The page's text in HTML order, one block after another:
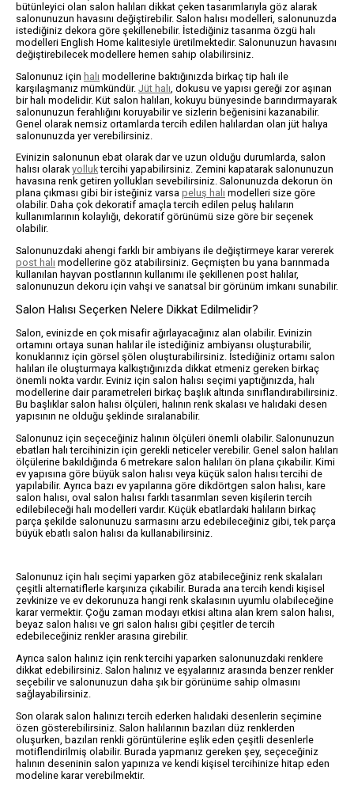
bütünleyici olan salon halıları dikkat çeken tasarımlarıyla göz alarak
salonunuzun havasını değiştirebilir. Salon halısı modelleri, salonunuzda
istediğiniz dekora göre şekillenebilir. İstediğiniz tasarıma özgü halı
modelleri English Home kalitesiyle üretilmektedir. Salonunuzun havasını
değiştirebilecek modellere hemen sahip olabilirsiniz.
Salonunuz için halı modellerine baktığınızda birkaç tip halı ile
karşılaşmanız mümkündür. Jüt halı , dokusu ve yapısı gereği zor aşınan
bir halı modelidir. Küt salon halıları, kokuyu bünyesinde barındırmayarak
salonunuzun ferahlığını koruyabilir ve sizlerin beğenisini kazanabilir.
Genel olarak nemsiz ortamlarda tercih edilen halılardan olan jüt halıya
salonunuzda yer verebilirsiniz.
Evinizin salonunun ebat olarak dar ve uzun olduğu durumlarda, salon
halısı olarak yolluktercihi yapabilirsiniz. Zemini kapatarak salonunuzun
havasına renk getiren yollukları sevebilirsiniz. Salonunuzda dekorun ön
plana çıkması gibi bir isteğiniz varsa peluş halı modelleri size göre
olabilir. Daha çok dekoratif amaçla tercih edilen peluş halıların
kullanımlarının kolaylığı, dekoratif görünümü size göre bir seçenek
olabilir.
Salonunuzdaki ahengi farklı bir ambiyans ile değiştirmeye karar vererek
post halı modellerine göz atabilirsiniz. Geçmişten bu yana barınmada
kullanılan hayvan postlarının kullanımı ile şekillenen post halılar,
salonunuzun dekoru için vahşi ve sanatsal bir görünüm imkanı sunabilir.
Salon Halısı Seçerken Nelere Dikkat Edilmelidir?
Salon, evinizde en çok misafir ağırlayacağınız alan olabilir. Evinizin
ortamını ortaya sunan halılar ile istediğiniz ambiyansı oluşturabilir,
konuklarınız için görsel şölen oluşturabilirsiniz. İstediğiniz ortamı salon
halıları ile oluşturmaya kalkıştığınızda dikkat etmeniz gereken birkaç
önemli nokta vardır. Eviniz için salon halısı seçimi yaptığınızda, halı
modellerine dair parametreleri birkaç başlık altında sınıflandırabilirsiniz.
Bu başlıklar salon halısı ölçüleri, halının renk skalası ve halıdaki desen
yapısının ne olduğu şeklinde sıralanabilir.
Salonunuz için seçeceğiniz halının ölçüleri önemli olabilir. Salonunuzun
ebatları halı tercihinizin için gerekli neticeler verebilir. Genel salon halıları
ölçülerine bakıldığında 6 metrekare salon halıları ön plana çıkabilir. Kimi
ev yapısına göre büyük salon halısı veya küçük salon halısı tercihi de
yapılabilir. Ayrıca bazı ev yapılarına göre dikdörtgen salon halısı, kare
salon halısı, oval salon halısı farklı tasarımları seven kişilerin tercih
edilebileceği halı modelleri vardır. Küçük ebatlardaki halıların birkaç
parça şekilde salonunuzu sarmasını arzu edebileceğiniz gibi, tek parça
büyük ebatlı salon halısı da kullanabilirsiniz.
Salonunuz için halı seçimi yaparken göz atabileceğiniz renk skalaları
çeşitli alternatiflerle karşınıza çıkabilir. Burada ana tercih kendi kişisel
zevkinize ve ev dekorunuza hangi renk skalasının uyumlu olabileceğine
karar vermektir. Çoğu zaman modayı etkisi altına alan krem salon halısı,
beyaz salon halısı ve gri salon halısı gibi çeşitler de tercih
edebileceğiniz renkler arasına girebilir.
Ayrıca salon halınız için renk tercihi yaparken salonunuzdaki renklere
dikkat edebilirsiniz. Salon halınız ve eşyalarınız arasında benzer renkler
seçebilir ve salonunuzun daha şık bir görünüme sahip olmasını
sağlayabilirsiniz.
Son olarak salon halınızı tercih ederken halıdaki desenlerin seçimine
özen gösterebilirsiniz. Salon halılarının bazıları düz renklerden
oluşurken, bazıları renkli görüntülerine eşlik eden çeşitli desenlerle
motiflendirilmiş olabilir. Burada yapmanız gereken şey, seçeceğiniz
halının deseninin salon yapınıza ve kendi kişisel tercihinize hitap eden
modeline karar verebilmektir.